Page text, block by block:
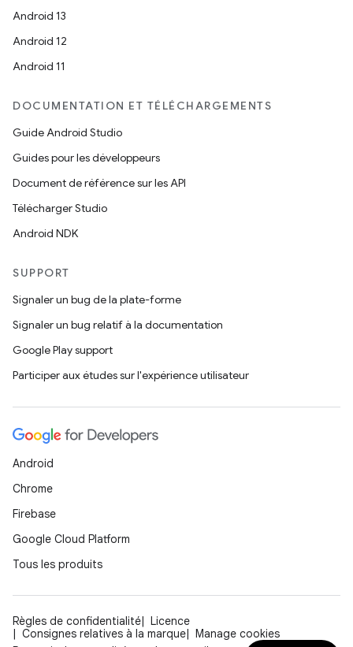
Android 13
Android 12
Android 11
DOCUMENTATION ET TÉLÉCHARGEMENTS
Guide Android Studio
Guides pour les développeurs
Document de référence sur les API
Télécharger Studio
Android NDK
SUPPORT
Signaler un bug de la plate-forme
Signaler un bug relatif à la documentation
Google Play support
Participer aux études sur l'expérience utilisateur
Android
Chrome
Firebase
Google Cloud Platform
Tous les produits
Règles de confidentialité
Licence
Consignes relatives à la marque
Manage cookies